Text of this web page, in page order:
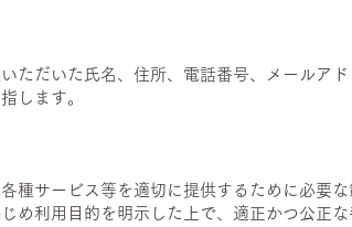
ただいた氏名、住所、電話番号、メールア
します。
種サービス等を適切に提供するために必要
め利用目的を明示した上で、適正かつ公正な